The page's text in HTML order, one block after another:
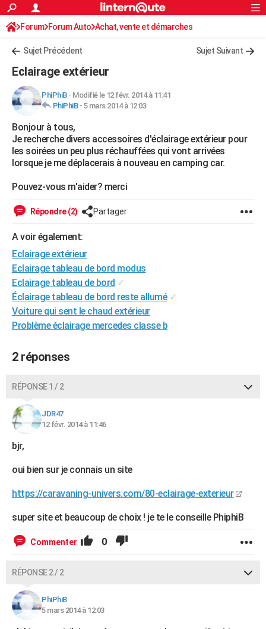
ACTUALITÉS
Politique
Société
Faits Divers
Education
Monde
Villes
+
FINANCE
Retraite
Impôts
Epargne
Immobilier
Risques naturels par ville
Banque
Assurance
Crédit
AUTO
Essais
Réserver un essai
Citadines
Berlines
SUV
Forum auto
+HIGH-TECH
Mobiles
Meilleur smartphone
Internet
Ordinateurs
Jeux vidéo
Guide high-tech
+BRICOLAGE
Forum
Aménagement intérieur
Extérieur
Cuisine
Salle de bains
Jardinage
Rangement
WEEK-END
Guides de France
Escapades
Patrimoine
Expositions
Musées
Week-end nature
LIFESTYLE
SANTE
Alimentation
Guide de la santé
Maladies
Médicaments
Sommeil
VOYAGE
Destinations
City break
Voyage nature
Voyage de noces
Forum
Climat
+PHOTO
GUIDES D'ACHAT
BONS PLANS
CARTE DE VOEUX
COPAINS D'AVANT
S'inscrire
Se connecter
Lycées
Collèges
Primaires
Universités
Entreprises
Service militaire
Avis de recherche
AVIS DE DÉCÈS
FORUM
Bricolage
Lifestyle
Culture
Sport
Auto
Television
Voyage
Cinema
S'inscrire
Connexion
Forum Forum Auto Achat, vente et démarches
Sujet Précédent Sujet Suivant
Eclairage extérieur
PhiPhiB- Modifié le 12 févr. 2014 à 11:41
PhiPhiB- 5 mars 2014 à 12:03
Bonjour à tous,
Je recherche divers accessoires d'éclairage extérieur pour
les soirées un peu plus réchauffées qui vont arrivées
lorsque je me déplacerais à nouveau en camping car.
Pouvez-vous m'aider? merci
Répondre (2) Partager
A voir également:
Eclairage extérieur
Eclairage tableau de bord modus
Eclairage tableau de bord ✓
Éclairage tableau de bord reste allumé ✓
Voiture qui sent le chaud extérieur
Problème éclairage mercedes classe b
2 réponses
RÉPONSE 1 / 2
JDR47
12 févr. 2014 à 11:46
bjr,
oui bien sur je connais un site
https://caravaning-univers.com/80-eclairage-exterieur
super site et beaucoup de choix ! je te le conseille PhiphiB
Commenter 0
RÉPONSE 2 / 2
PhiPhiB
5 mars 2014 à 12:03